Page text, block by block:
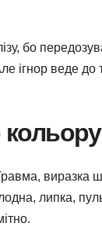
бо
ігнор веде до
кольору
виразка
липка,